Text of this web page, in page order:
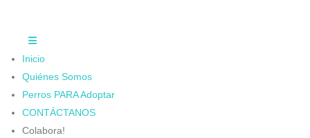
Inicio
Quiénes Somos
Perros PARA Adoptar
CONTÁCTANOS
Colabora!